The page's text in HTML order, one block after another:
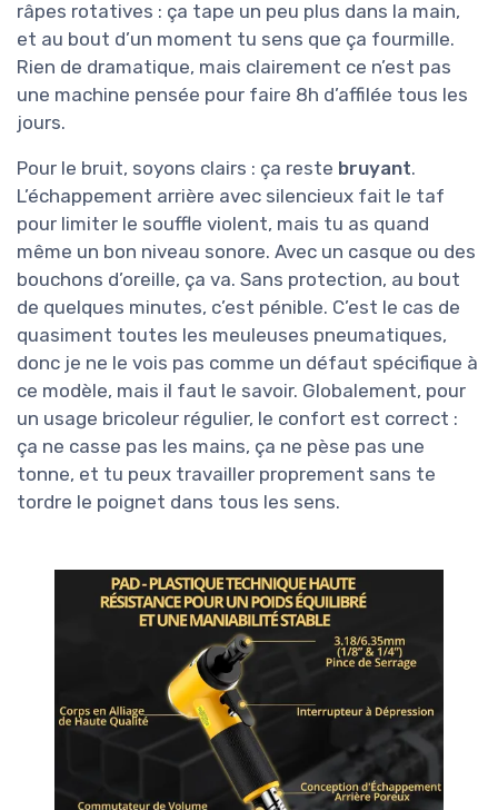
râpes rotatives : ça tape un peu plus dans la main,
et au bout d’un moment tu sens que ça fourmille.
Rien de dramatique, mais clairement ce n’est pas
une machine pensée pour faire 8h d’affilée tous les
jours.
Pour le bruit, soyons clairs : ça reste bruyant.
L’échappement arrière avec silencieux fait le taf
pour limiter le souffle violent, mais tu as quand
même un bon niveau sonore. Avec un casque ou des
bouchons d’oreille, ça va. Sans protection, au bout
de quelques minutes, c’est pénible. C’est le cas de
quasiment toutes les meuleuses pneumatiques,
donc je ne le vois pas comme un défaut spécifique à
ce modèle, mais il faut le savoir. Globalement, pour
un usage bricoleur régulier, le confort est correct :
ça ne casse pas les mains, ça ne pèse pas une
tonne, et tu peux travailler proprement sans te
tordre le poignet dans tous les sens.